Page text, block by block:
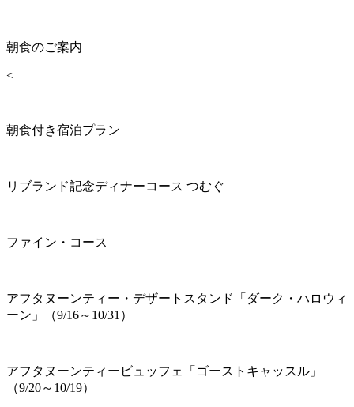
朝食のご案内
<
朝食付き宿泊プラン
リブランド記念ディナーコース つむぐ
ファイン・コース
アフタヌーンティー・デザートスタンド「ダーク・ハロウィ
ーン」（9/16～10/31）
アフタヌーンティービュッフェ「ゴーストキャッスル」
（9/20～10/19）